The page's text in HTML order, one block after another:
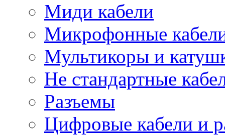
Миди кабели
Микрофонные
Мультикоры и
Не стандартные
Разъемы
Цифровые кабели и